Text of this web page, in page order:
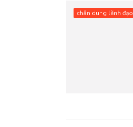
chân dung lãnh đạo